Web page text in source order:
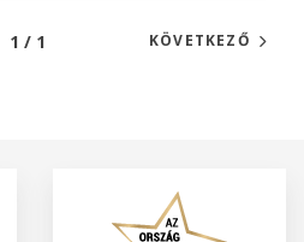
1 / 1 KÖVETKEZŐ